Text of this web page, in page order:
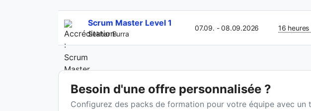
Scrum Master Level 1
Sekhar Burra
07.09. - 08.09.2026 16 heures
Besoin d'une offre personnalisée ?
Configurez des packs de formation pour votre équipe avec un